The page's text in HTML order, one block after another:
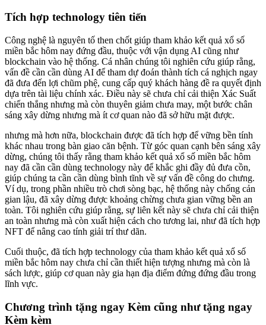
Tích hợp technology tiên tiến
Công nghệ là nguyên tố then chốt giúp tham khảo kết quả xổ số
miền bắc hôm nay đứng đầu, thuộc với vận dụng AI cũng như
blockchain vào hệ thống. Cá nhân chúng tôi nghiên cứu giúp rằng,
vấn đề cần cần dùng AI để tham dự đoán thành tích cá nghịch ngay
đã đưa đến lợi chũm phệ, cung cấp quý khách hàng đề ra quyết định
dựa trên tài liệu chính xác. Điều này sẽ chưa chỉ cải thiện Xác Suất
chiến thắng nhưng mà còn thuyên giảm chưa may, một bước chân
sáng xây dừng nhưng mà ít cơ quan nào đã sở hữu mặt được.
nhưng mà hơn nữa, blockchain được đã tích hợp để vững bền tính
khác nhau trong bàn giao căn bệnh. Từ góc quan cạnh bên sáng xây
dừng, chúng tôi thấy rằng tham khảo kết quả xổ số miền bắc hôm
nay đã cần cần dùng technology này để khắc ghi đầy đủ đưa cồn,
giúp chúng ta cần cần dùng bình tĩnh về sự vấn đề công do chưng.
Ví dụ, trong phần nhiều trò chơi sòng bạc, hệ thống này chống cản
gian lậu, đã xây dừng được khoảng chừng chưa gian vững bền an
toàn. Tôi nghiên cứu giúp rằng, sự liên kết này sẽ chưa chỉ cải thiện
an toàn nhưng mà còn xuất hiện cách cho tương lai, như đã tích hợp
NFT để nâng cao tính giải trí thư dãn.
Cuối thuộc, đã tích hợp technology của tham khảo kết quả xổ số
miền bắc hôm nay chưa chỉ cần thiết hiện tượng nhưng mà còn là
sách lược, giúp cơ quan này gia hạn địa điểm đứng đứng đầu trong
lĩnh vực.
Chương trình tặng ngay Kèm cũng như tặng ngay
Kèm kèm